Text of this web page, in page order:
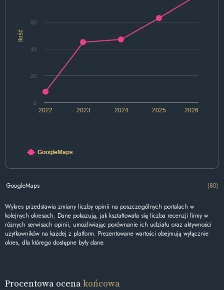
Ilość
2022 2024 2026
2023 2025
0
20
40
60
GoogleMaps
GoogleMaps (80)
Wykres przedstawia zmiany liczby opinii na poszczególnych portalach w
kolejnych okresach. Dane pokazują, jak kształtowała się liczba recenzji firmy w
różnych serwisach opinii, umożliwiając porównanie ich udziału oraz aktywności
użytkowników na każdej z platform. Prezentowane wartości obejmują wyłącznie
okres, dla którego dostępne były dane.
Procentowa ocenakońcowa